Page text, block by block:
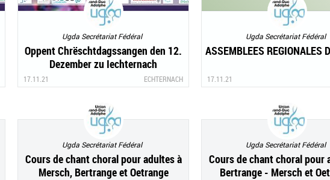
Ugda Secrétariat Fédéral
Oppent Chrëschtdagssangen den 12.
Dezember zu Iechternach
17.11.21 ECHTERNACH
Ugda Secrétariat Fédéral
ASSEMBLEES REGIONALES
17.11.21
Ugda Secrétariat Fédéral
Cours de chant choral pour adultes à
Mersch, Bertrange et Oetrange
Ugda Secrétariat Fédéral
Cours de chant choral pour
Bertrange - Mersch et